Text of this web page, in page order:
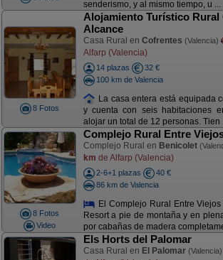
senderismo, y al mismo tiempo, u ...
8 Fotos
Alojamiento Turístico Rural
Alcance
Casa Rural en Cofrentes (Valencia)
Alfarp (Valencia)
14 plazas
32 €
100 km de Valencia
La casa entera está equipada
y cuenta con seis habitaciones
alojar un total de 12 personas. Tien
8 Fotos
Video
Complejo Rural Entre
Complejo Rural en Benicolet
km de Alfarp (Valencia)
2-6+1 plazas
40 €
86 km de Valencia
El Complejo Rural Entre
Resort a pie de montaña y en
por cabañas de madera
Els Horts del Palomar
Casa Rural en El Palomar (Valencia)